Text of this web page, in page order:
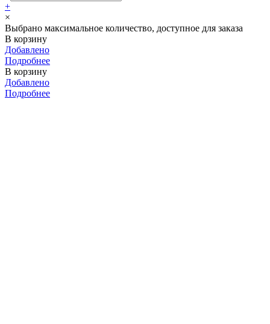
+
×
Выбрано максимальное количество, доступное для заказа
В корзину
Добавлено
Подробнее
В корзину
Добавлено
Подробнее